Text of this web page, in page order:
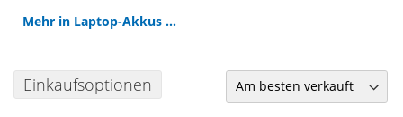
Mehr in Laptop-Akkus ...
Einkaufsoptionen